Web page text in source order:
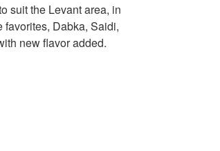
suit the Levant area, in
Dabka, Saidi,
new flavor added.